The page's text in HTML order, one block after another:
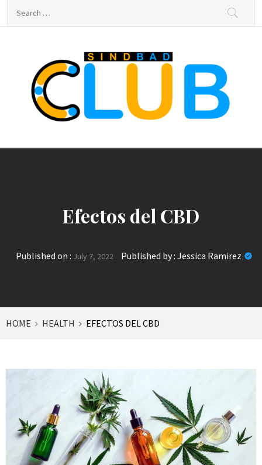
sindbad-club
Efectos del CBD
Published on : July 7, 2022 Published by : Jessica Ramirez
HOME HEALTH EFECTOS DEL CBD